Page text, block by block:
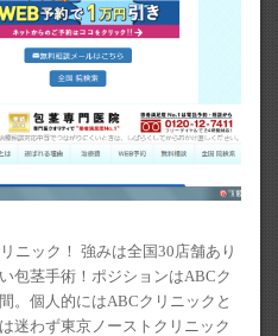
ニック！ 強みは全国30店舗あり
包茎手術！ポジションはABCク
。個人的にはABCクリニックと
迷わず東京ノーストクリニック